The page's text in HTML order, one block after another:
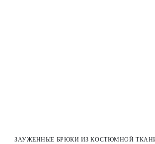
ЗАУЖЕННЫЕ БРЮКИ ИЗ КОСТЮМНОЙ